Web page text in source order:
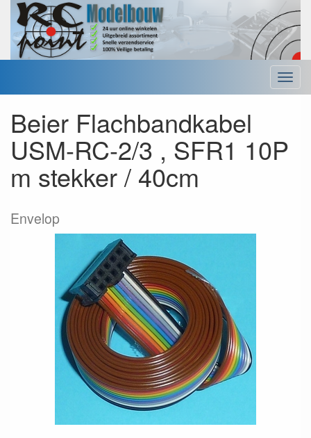
Menu
Beier Flachbandkabel
USM-RC-2/3 , SFR1 10P
m stekker / 40cm
Envelop